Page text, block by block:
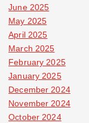
June 2025
May 2025
April 2025
March 2025
February 2025
January 2025
December 2024
November 2024
October 2024